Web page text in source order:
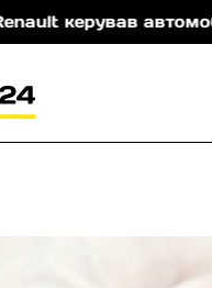
у стані